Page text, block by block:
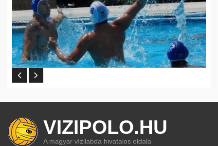
VIZIPOLO.HU
A magyar vízilabda hivatalos oldala